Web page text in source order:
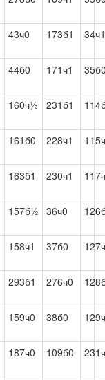
43ч0 173б1 34ч1
44б0 171ч1
160ч½ 231б1
161б0 228ч1
163б1 230ч1
157б½ 36ч0
158ч1 37б0
293б1 276ч0
159ч0 38б0
187ч0 109б0